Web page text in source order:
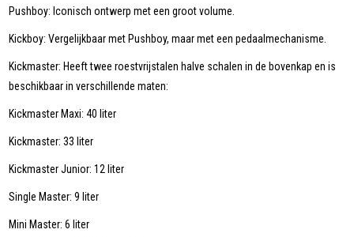
Pushboy: Iconisch ontwerp met een groot volume.
Kickboy: Vergelijkbaar met Pushboy, maar met een pedaalmechanisme.
Kickmaster: Heeft twee roestvrijstalen halve schalen in de bovenkap en is
beschikbaar in verschillende maten:
Kickmaster Maxi: 40 liter
Kickmaster: 33 liter
Kickmaster Junior: 12 liter
Single Master: 9 liter
Mini Master: 6 liter